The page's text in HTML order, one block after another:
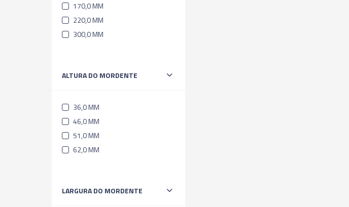
170,0 MM
220,0 MM
300,0 MM
ALTURA DO MORDENTE
36,0 MM
46,0 MM
51,0 MM
62,0 MM
LARGURA DO MORDENTE